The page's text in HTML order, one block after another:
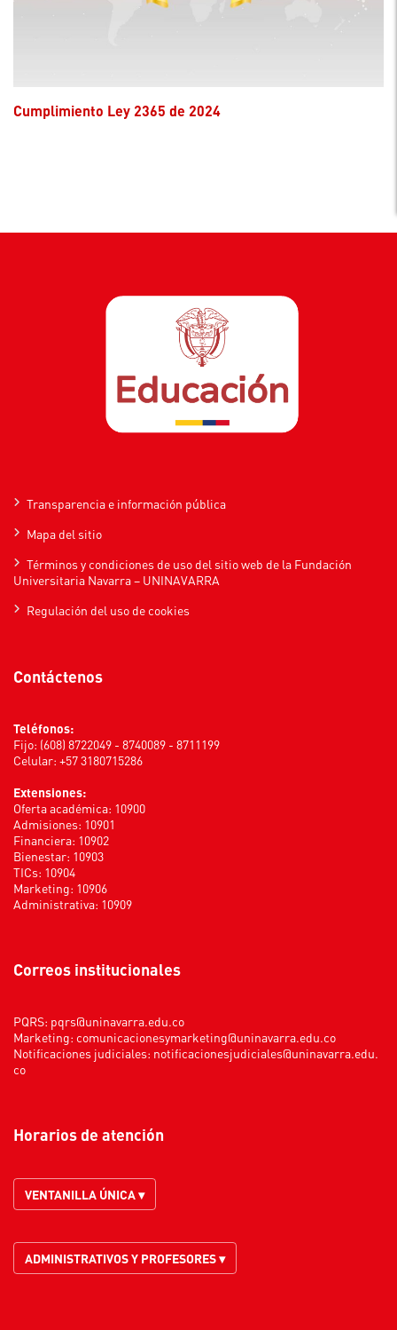
Cumplimiento Ley 2365 de 2024
Transparencia e información pública
Mapa del sitio
Términos y condiciones de uso del sitio web de la Fundación
Universitaria Navarra – UNINAVARRA
Regulación del uso de cookies
Contáctenos
Teléfonos:
Fijo: (608) 8722049 - 8740089 - 8711199
Celular: +57 3180715286
Extensiones:
Oferta académica: 10900
Admisiones: 10901
Financiera: 10902
Bienestar: 10903
TICs: 10904
Marketing: 10906
Administrativa: 10909
Correos institucionales
PQRS: pqrs@uninavarra.edu.co
Marketing: comunicacionesymarketing@uninavarra.edu.co
Notificaciones judiciales: notificacionesjudiciales@uninavarra.edu.
co
Horarios de atención
VENTANILLA ÚNICA ▾
ADMINISTRATIVOS Y PROFESORES ▾